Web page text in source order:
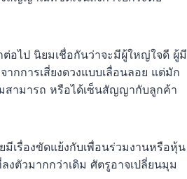
อไป นิยมเชื่อกันว่าจะมีผู้ใหญ่ใจดี ผู้มี
การเสี่ยงดวงแบบเลื่อนลอย แต่มัก
สามารถ หรือได้เซ็นสัญญากับลูกค้า
เรื่องขัดแย้งกับเพื่อนร่วมงานหรือหุ้น
ตัวมากกว่าเดิม ศัตรูอาจเปลี่ยนมุม